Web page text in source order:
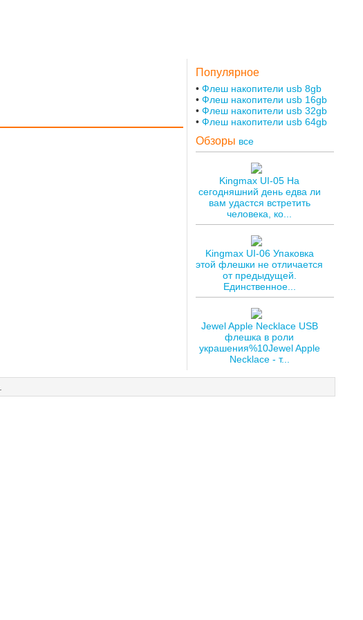
Популярное
Флеш накопители usb 8gb
Флеш накопители usb 16gb
Флеш накопители usb 32gb
Флеш накопители usb 64gb
Обзоры все
Kingmax UI-05 На
сегодняшний день едва ли
вам удастся встретить
человека, ко...
Kingmax UI-06 Упаковка
этой флешки не отличается
от предыдущей.
Единственное...
Jewel Apple Necklace USB
флешка в роли
украшения%10Jewel Apple
Necklace - т...